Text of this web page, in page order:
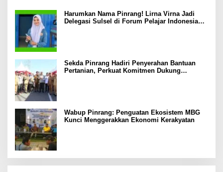
Harumkan Nama Pinrang! Lirna Virna Jadi
Delegasi Sulsel di Forum Pelajar Indonesia
Sekda Pinrang Hadiri Penyerahan Bantuan
Pertanian, Perkuat Komitmen Dukung
Wabup Pinrang: Penguatan Ekosistem MBG
Kunci Menggerakkan Ekonomi Kerakyatan